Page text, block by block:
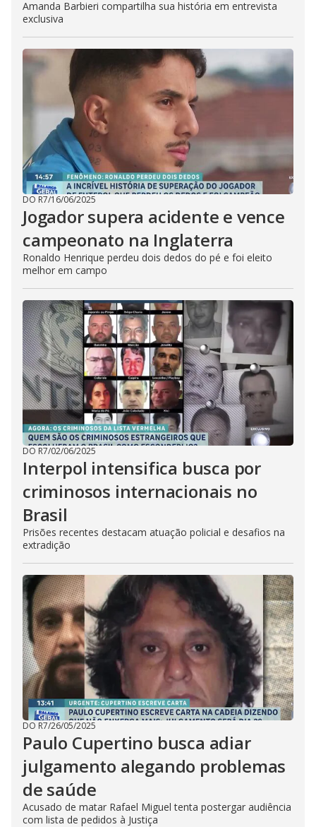
Amanda Barbieri compartilha sua história em entrevista
exclusiva
DO R7/16/06/2025
Jogador supera acidente e vence
campeonato na Inglaterra
Ronaldo Henrique perdeu dois dedos do pé e foi eleito
melhor em campo
DO R7/02/06/2025
Interpol intensifica busca por
criminosos internacionais no
Brasil
Prisões recentes destacam atuação policial e desafios na
extradição
DO R7/26/05/2025
Paulo Cupertino busca adiar
julgamento alegando problemas
de saúde
Acusado de matar Rafael Miguel tenta postergar audiência
com lista de pedidos à Justiça